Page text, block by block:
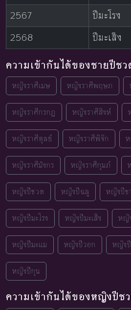
2567
ปีมะโรง
2568
ปีมะเส็ง
ความเข้ากันได้ของชายปีช
หญิงราศีเมษ หญิงราศีพฤษภ
หญิงราศีกรกฎ หญิงราศีสิงห์
หญิงราศีตุลย์ หญิงราศีพิจิก
หญิงราศีมังกร หญิงราศีกุมภ์
หญิงปีชวด หญิงปีฉลู หญิงปีข
หญิงปีมะโรง หญิงปีมะเส็ง หญิ
หญิงปีมะแม หญิงปีวอก หญิงปี
หญิงปีกุน
ความเข้ากันได้ของหญิงปีช